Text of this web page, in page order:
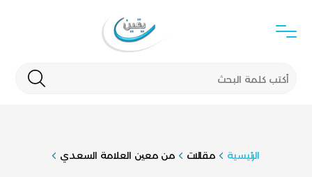
الرئيسية مقالات من معين العلامة السعدي